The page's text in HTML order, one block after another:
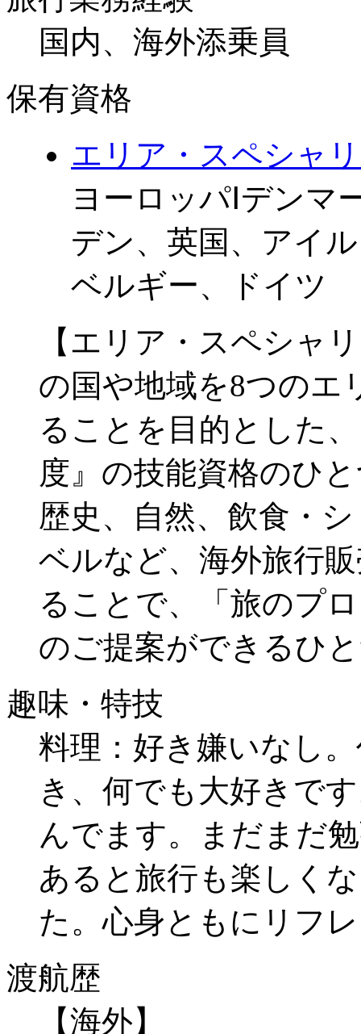
国内、海外添乗員
保有資格
エリア・スペシャ
ヨーロッパⅠデンマ
デン、英国、アイ
ベルギー、ドイツ
【エリア・スペシャ
の国や地域を8つのエ
ることを目的とした
度』の技能資格のひ
歴史、自然、飲食・
ベルなど、海外旅行
ることで、「旅のプ
のご提案ができるひ
趣味・特技
料理：好き嫌いなし
き、何でも大好きで
んでます。まだまだ
あると旅行も楽しく
た。心身ともにリフ
渡航歴
【海外】